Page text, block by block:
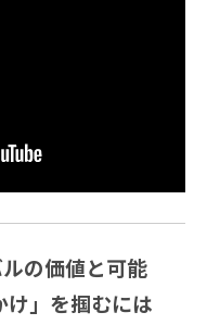
の価値と可能
け」を掴むには